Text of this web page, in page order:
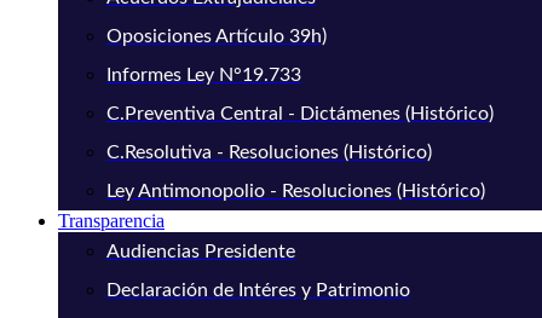
Oposiciones Artículo 39h)
Informes Ley N°19.733
C.Preventiva Central - Dictámenes (Histórico)
C.Resolutiva - Resoluciones (Histórico)
Ley Antimonopolio - Resoluciones (Histórico)
Transparencia
Audiencias Presidente
Declaración de Intéres y Patrimonio